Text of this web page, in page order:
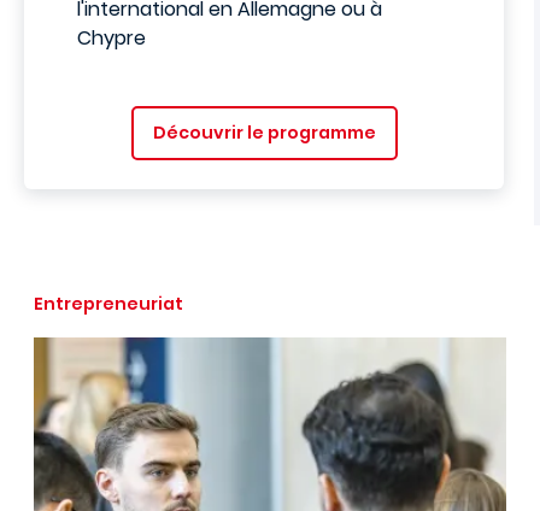
l'international en Allemagne ou à
Chypre
Découvrir le programme
Entrepreneuriat